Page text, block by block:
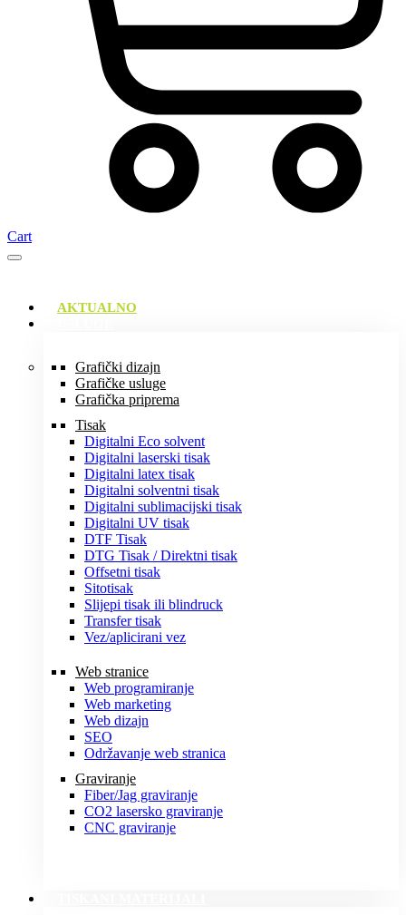
Cart
AKTUALNO
Grafički dizajn
Grafičke usluge
Grafička priprema
Tisak
Digitalni Eco solvent
Digitalni laserski tisak
Digitalni latex tisak
Digitalni solventni tisak
Digitalni sublimacijski tisak
Digitalni UV tisak
DTF Tisak
DTG Tisak / Direktni tisak
Offsetni tisak
Sitotisak
Slijepi tisak ili blindruck
Transfer tisak
Vez/aplicirani vez
Web stranice
Web programiranje
Web marketing
Web dizajn
SEO
Održavanje web stranica
Graviranje
Fiber/Jag graviranje
CO2 lasersko graviranje
CNC graviranje